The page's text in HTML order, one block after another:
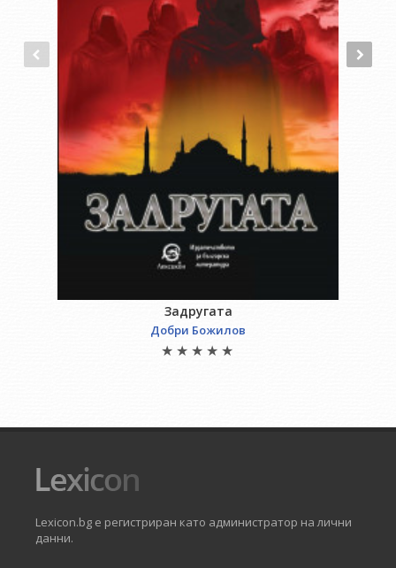
Задругата
Добри Божилов
Lexicon.bg е регистриран като администратор на лични
данни.